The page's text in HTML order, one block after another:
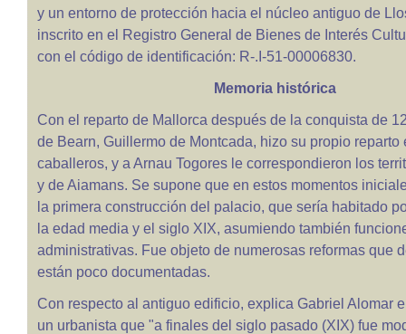
y un entorno de protección hacia el núcleo antiguo de
inscrito en el Registro General de Bienes de Interés
con el código de identificación: R-.I-51-00006830.
Memoria histórica
Con el reparto de Mallorca después de la conquista de
de Bearn, Guillermo de Montcada, hizo su propio reparto
caballeros, y a Arnau Togores le correspondieron los
y de Aiamans. Se supone que en estos momentos
la primera construcción del palacio, que sería habitado
la edad media y el siglo XIX, asumiendo también
administrativas. Fue objeto de numerosas reformas que
están poco documentadas.
Con respecto al antiguo edificio, explica Gabriel Alomar
un urbanista que "a finales del siglo pasado (XIX) fue